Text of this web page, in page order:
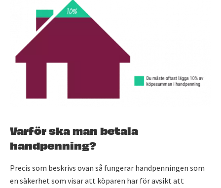
Varför ska man betala
handpenning?
Precis som beskrivs ovan så fungerar handpenningen som
en säkerhet som visar att köparen har för avsikt att